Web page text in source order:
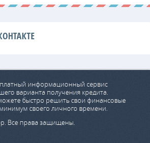
информационный сервис
варианта получения кредита.
быстро решить свои финансовые
своего личного времени.
Все права защищены.